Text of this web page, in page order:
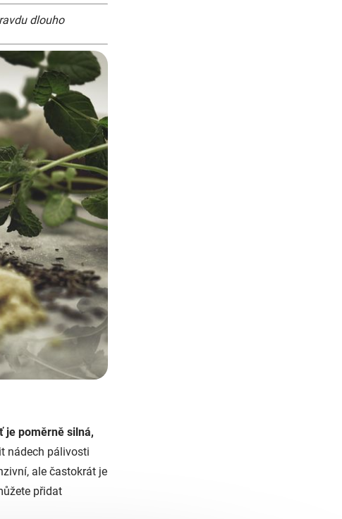
dlouho
je poměrně silná,
nádech pálivosti
ale častokrát je
přidat